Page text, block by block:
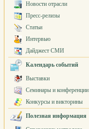
Новости отрасли
Пресс-релизы
Статьи
Интервью
Дайджест СМИ
Календарь событий
Выставки
Семинары и конференции
Конкурсы и викторины
Полезная информация